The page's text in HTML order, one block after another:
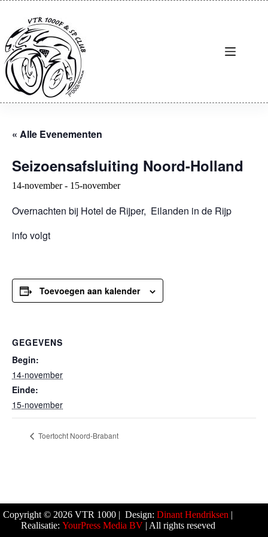
inhoud
« Alle Evenementen
Seizoensafsluiting Noord-Holland
14-november- 15-november
Overnachten bij Hotel de Rijper, Eilanden in de Rijp
info volgt
Toevoegen aan kalender
GEGEVENS
Begin:
14-november
Einde:
15-november
Toertocht Noord-Brabant
Copyright © 2026 VTR 1000 | Design:Dinant Hendriksen |
Realisatie: YourPress Media BV| All rights reseved